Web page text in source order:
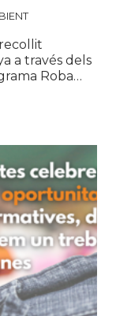
a través dels
Roba…